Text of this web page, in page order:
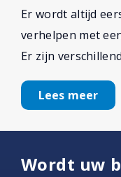
Er wordt altijd
verhelpen met
Er zijn
Lees meer
Wordt uw